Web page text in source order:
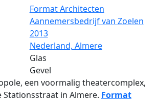
Format Architecten
Aannemersbedrijf van Zoelen
2013
Nederland, Almere
Glas
Gevel
een voormalig theatercomplex,
Stationsstraat in Almere. Format